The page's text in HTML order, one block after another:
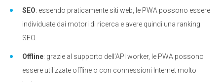
SEO: essendo praticamente siti web, le PWA possono essere
individuate dai motori di ricerca e avere quindi una ranking
SEO.
Offline: grazie al supporto dell’API worker, le PWA possono
essere utilizzate offline o con connessioni Internet molto